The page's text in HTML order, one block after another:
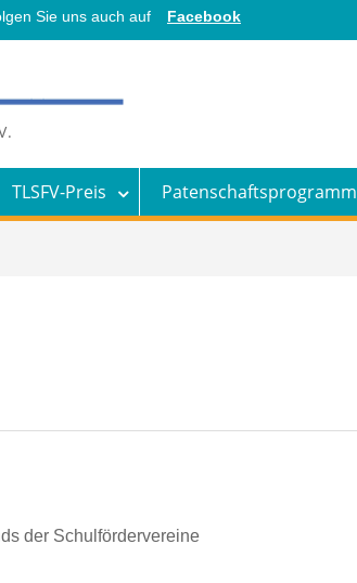
Sie uns auch auf Facebook
TLSFV-Preis Patenschaftsprogramm
der Schulfördervereine